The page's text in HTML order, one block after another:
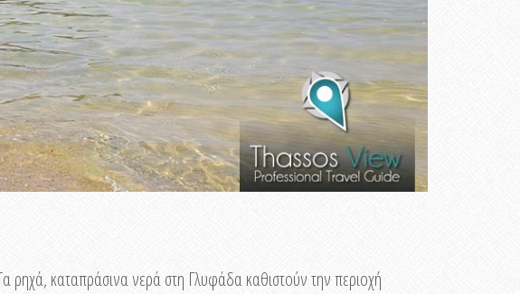
ρηχά, καταπράσινα νερά στη Γλυφάδα καθιστούν την περιοχή